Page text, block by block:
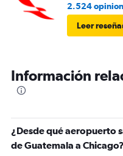
2.524
Leer
Información
¿Desde qué aeropuerto
de Guatemala a Chicago?